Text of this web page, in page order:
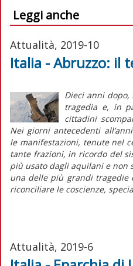
Leggi anche
Attualità, 2019-10
Italia - Abruzzo: il
Dieci anni dopo,
tragedia e, in
cittadini
Nei giorni antecedenti
le manifestazioni, tenute nel
tante frazioni, in ricordo del
più usato dagli aquilani e non
una delle più grandi tragedie
riconciliare le coscienze,
Attualità, 2019-6